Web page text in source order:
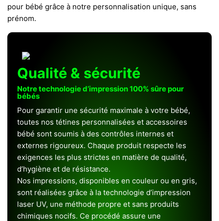
pour bébé grâce à notre personnalisation unique, sans
prénom.
Qualité & sécurité
Notre technologie d’impression 100% sûre pour
bébés
Pour garantir une sécurité maximale à votre bébé,
toutes nos tétines personnalisées et accessoires
bébé sont soumis à des contrôles internes et
externes rigoureux. Chaque produit respecte les
exigences les plus strictes en matière de qualité,
d’hygiène et de résistance.
Nos impressions, disponibles en couleur ou en gris,
sont réalisées grâce à la technologie d’impression
laser UV, une méthode propre et sans produits
chimiques nocifs. Ce procédé assure une